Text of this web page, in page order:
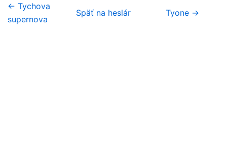
← Tychova
supernova
Späť na heslár Tyone →